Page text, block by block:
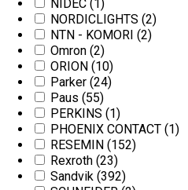
NIDEC (1)
NORDICLIGHTS (2)
NTN - KOMORI (2)
Omron (2)
ORION (10)
Parker (24)
Paus (55)
PERKINS (1)
PHOENIX CONTACT (1)
RESEMIN (152)
Rexroth (23)
Sandvik (392)